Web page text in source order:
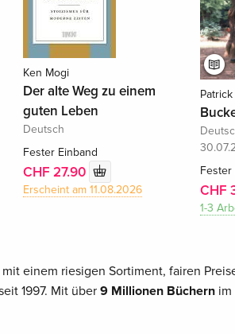
Ken Mogi
Der alte Weg zu einem
guten Leben
Deutsch
Fester Einband
CHF 27.90
Erscheint am 11.08.2026
Fester
CHF
1-3
einem riesigen Sortiment, fairen
1997. Mit über 9 Millionen Büchernim